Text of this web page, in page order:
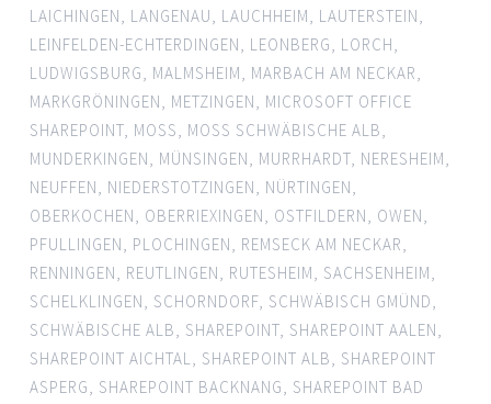
LAICHINGEN, LANGENAU, LAUCHHEIM, LAUTERSTEIN,
LEINFELDEN-ECHTERDINGEN, LEONBERG, LORCH,
LUDWIGSBURG, MALMSHEIM, MARBACH AM NECKAR,
MARKGRÖNINGEN, METZINGEN, MICROSOFT OFFICE
SHAREPOINT, MOSS, MOSS SCHWÄBISCHE ALB,
MUNDERKINGEN, MÜNSINGEN, MURRHARDT, NERESHEIM,
NEUFFEN, NIEDERSTOTZINGEN, NÜRTINGEN,
OBERKOCHEN, OBERRIEXINGEN, OSTFILDERN, OWEN,
PFULLINGEN, PLOCHINGEN, REMSECK AM NECKAR,
RENNINGEN, REUTLINGEN, RUTESHEIM, SACHSENHEIM,
SCHELKLINGEN, SCHORNDORF, SCHWÄBISCH GMÜND,
SCHWÄBISCHE ALB, SHAREPOINT, SHAREPOINT AALEN,
SHAREPOINT AICHTAL, SHAREPOINT ALB, SHAREPOINT
ASPERG, SHAREPOINT BACKNANG, SHAREPOINT BAD